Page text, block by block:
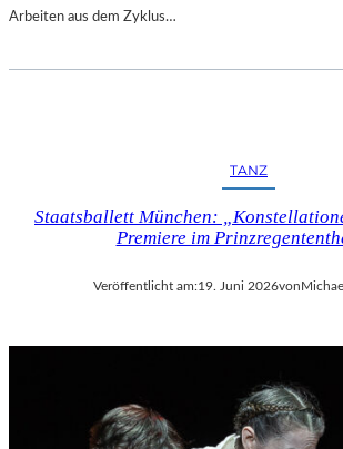
Arbeiten aus dem Zyklus…
TANZ
Staatsballett München:
Premiere im
Veröffentlicht am:19. Juni 2026von